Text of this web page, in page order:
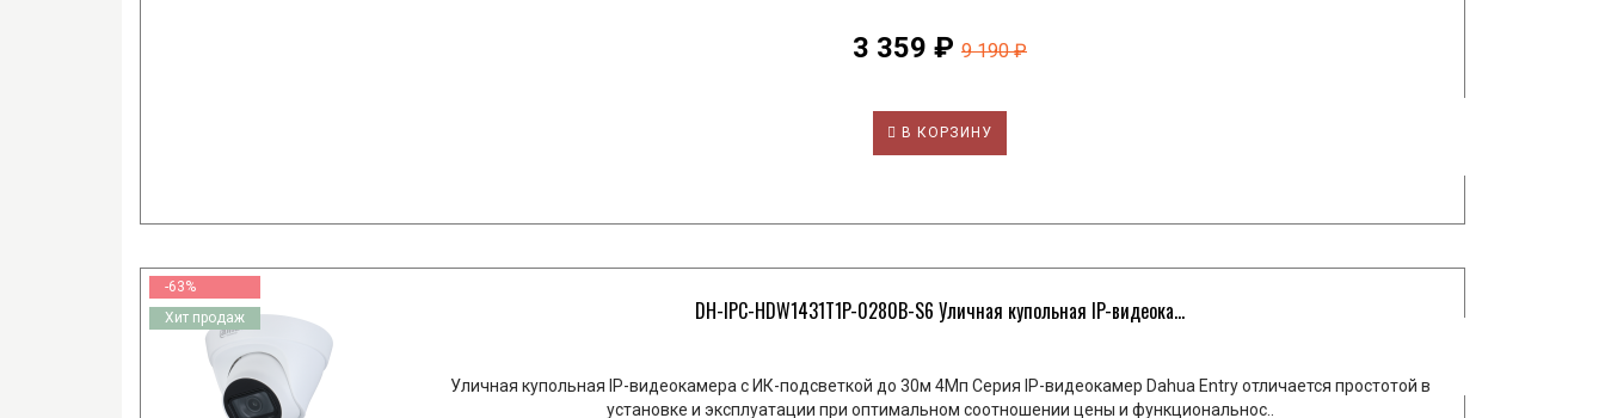
3 359 ₽ 9 190 ₽
В КОРЗИНУ
-63%
Хит продаж
DH-IPC-HDW1431T1P-0280B-S6 Уличная купольная IP-видеока...
Уличная купольная IP-видеокамера с ИК-подсветкой до 30м 4Мп Серия IP-видеокамер Dahua Entry отличается простотой в
установке и эксплуатации при оптимальном соотношении цены и функциональнос..